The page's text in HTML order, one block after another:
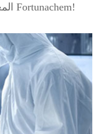
المعلومات والأخبار والأحداث حول Fortunachem!